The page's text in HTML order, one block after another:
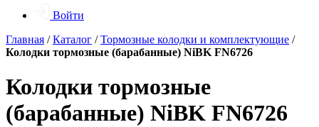
Войти
Главная /Каталог /Тормозные колодки и комплектующие /
Колодки тормозные (барабанные) NiBK FN6726
Колодки тормозные
(барабанные) NiBK FN6726